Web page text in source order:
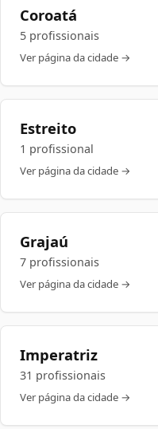
Coroatá
5 profissionais
Ver página da cidade →
Estreito
1 profissional
Ver página da cidade →
Grajaú
7 profissionais
Ver página da cidade →
Imperatriz
31 profissionais
Ver página da cidade →